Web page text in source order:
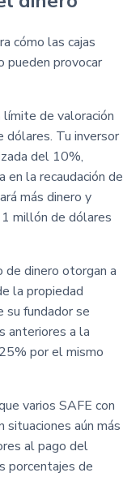
cómo las cajas
pueden provocar
de valoración
Tu inversor
del 10%,
la recaudación de
más dinero y
millón de dólares
de dinero otorgan a
la propiedad
su fundador se
anteriores a la
por el mismo
varios SAFE con
aún más
al pago del
porcentajes de